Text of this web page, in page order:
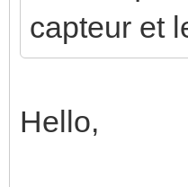
capteur et
Hello,